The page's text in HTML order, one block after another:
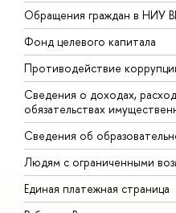
Обращения граждан в НИУ
Фонд целевого капитала
Противодействие
Сведения о доходах,
обязательствах
Сведения об
Людям с ограниченными
Единая платежная страница